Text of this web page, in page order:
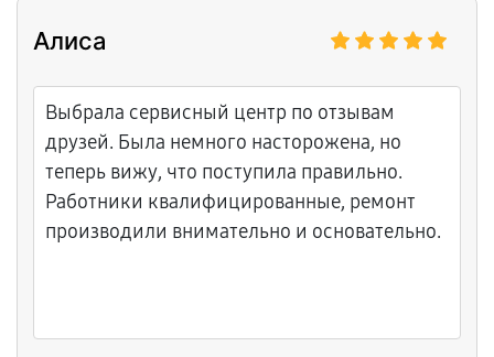
Алиса
Выбрала сервисный центр по отзывам
друзей. Была немного насторожена, но
теперь вижу, что поступила правильно.
Работники квалифицированные, ремонт
производили внимательно и основательно.